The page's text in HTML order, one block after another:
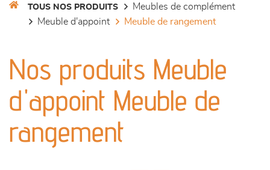
séjours
meubles de complément
chambres et dressing
TOUS NOS PRODUITS
meubles de complément
meuble d'appoint
meuble de rangement
Nos produits Meuble
d'appoint Meuble de
rangement